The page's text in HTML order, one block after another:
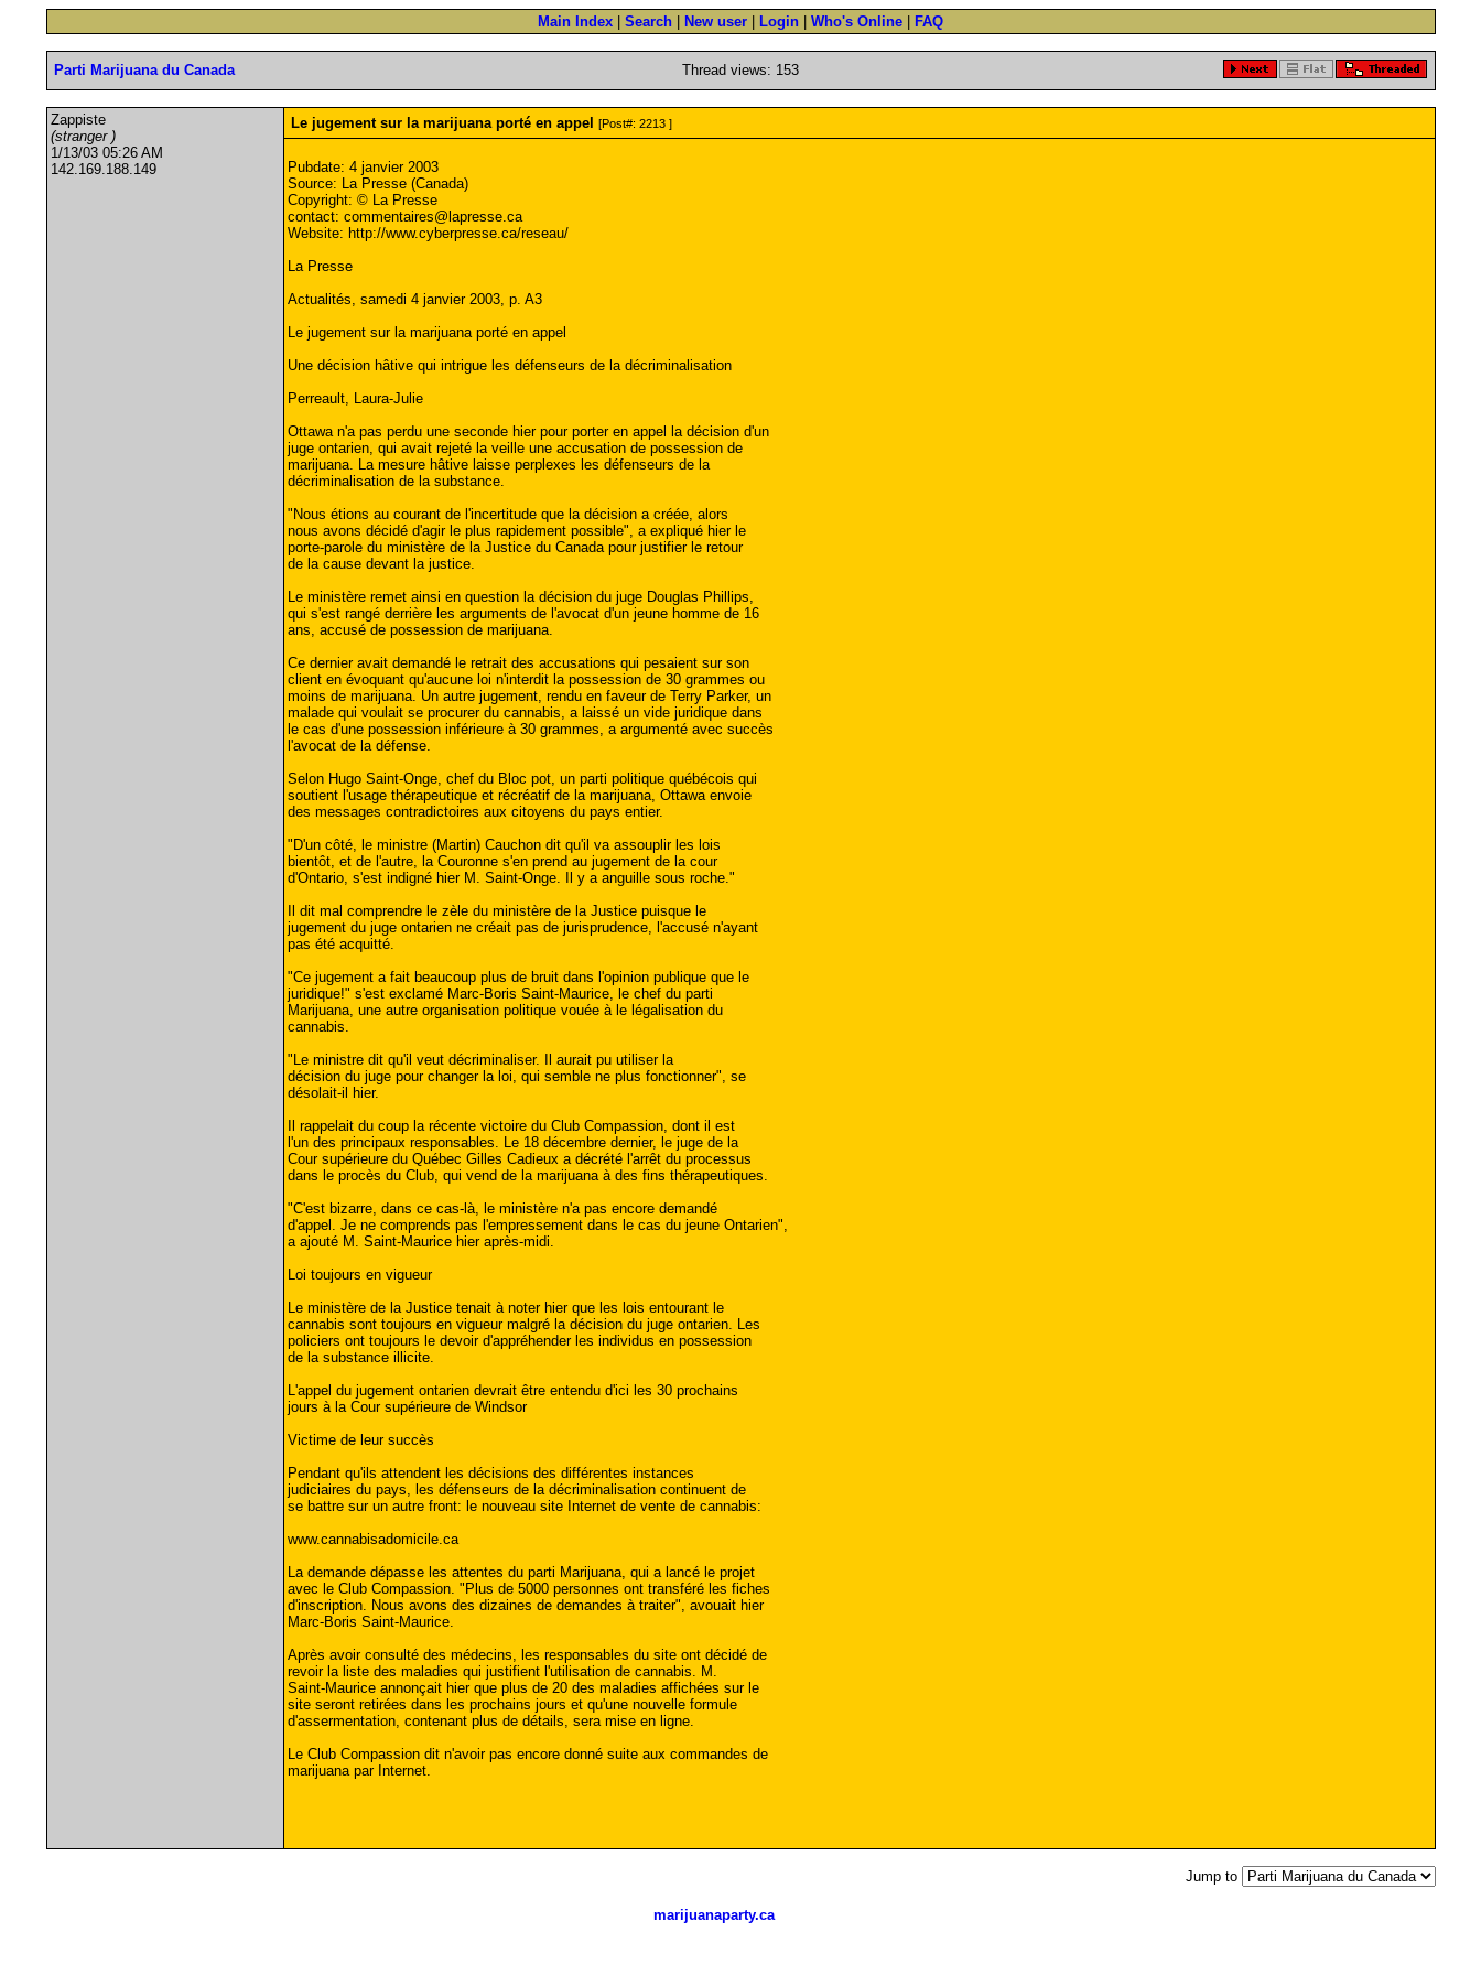
Main Index Search New user Login Who's Online FAQ
Parti Marijuana du Canada Thread views: 153
Zappiste
(stranger )
1/13/03 05:26 AM
142.169.188.149
Le jugement sur la marijuana porté en appel [Post#: 2213 ]
Pubdate: 4 janvier 2003
Source: La Presse (Canada)
Copyright: © La Presse
contact: commentaires@lapresse.ca
Website: http://www.cyberpresse.ca/reseau/
La Presse
Actualités, samedi 4 janvier 2003, p. A3
Le jugement sur la marijuana porté en appel
Une décision hâtive qui intrigue les défenseurs de la décriminalisation
Perreault, Laura-Julie
Ottawa n'a pas perdu une seconde hier pour porter en appel la décision d'un
juge ontarien, qui avait rejeté la veille une accusation de possession de
marijuana. La mesure hâtive laisse perplexes les défenseurs de la
décriminalisation de la substance.
"Nous étions au courant de l'incertitude que la décision a créée, alors
nous avons décidé d'agir le plus rapidement possible", a expliqué hier le
porte-parole du ministère de la Justice du Canada pour justifier le retour
de la cause devant la justice.
Le ministère remet ainsi en question la décision du juge Douglas Phillips,
qui s'est rangé derrière les arguments de l'avocat d'un jeune homme de 16
ans, accusé de possession de marijuana.
Ce dernier avait demandé le retrait des accusations qui pesaient sur son
client en évoquant qu'aucune loi n'interdit la possession de 30 grammes ou
moins de marijuana. Un autre jugement, rendu en faveur de Terry Parker, un
malade qui voulait se procurer du cannabis, a laissé un vide juridique dans
le cas d'une possession inférieure à 30 grammes, a argumenté avec succès
l'avocat de la défense.
Selon Hugo Saint-Onge, chef du Bloc pot, un parti politique québécois qui
soutient l'usage thérapeutique et récréatif de la marijuana, Ottawa envoie
des messages contradictoires aux citoyens du pays entier.
"D'un côté, le ministre (Martin) Cauchon dit qu'il va assouplir les lois
bientôt, et de l'autre, la Couronne s'en prend au jugement de la cour
d'Ontario, s'est indigné hier M. Saint-Onge. Il y a anguille sous roche."
Il dit mal comprendre le zèle du ministère de la Justice puisque le
jugement du juge ontarien ne créait pas de jurisprudence, l'accusé n'ayant
pas été acquitté.
"Ce jugement a fait beaucoup plus de bruit dans l'opinion publique que le
juridique!" s'est exclamé Marc-Boris Saint-Maurice, le chef du parti
Marijuana, une autre organisation politique vouée à le légalisation du
cannabis.
"Le ministre dit qu'il veut décriminaliser. Il aurait pu utiliser la
décision du juge pour changer la loi, qui semble ne plus fonctionner", se
désolait-il hier.
Il rappelait du coup la récente victoire du Club Compassion, dont il est
l'un des principaux responsables. Le 18 décembre dernier, le juge de la
Cour supérieure du Québec Gilles Cadieux a décrété l'arrêt du processus
dans le procès du Club, qui vend de la marijuana à des fins thérapeutiques.
"C'est bizarre, dans ce cas-là, le ministère n'a pas encore demandé
d'appel. Je ne comprends pas l'empressement dans le cas du jeune Ontarien",
a ajouté M. Saint-Maurice hier après-midi.
Loi toujours en vigueur
Le ministère de la Justice tenait à noter hier que les lois entourant le
cannabis sont toujours en vigueur malgré la décision du juge ontarien. Les
policiers ont toujours le devoir d'appréhender les individus en possession
de la substance illicite.
L'appel du jugement ontarien devrait être entendu d'ici les 30 prochains
jours à la Cour supérieure de Windsor
Victime de leur succès
Pendant qu'ils attendent les décisions des différentes instances
judiciaires du pays, les défenseurs de la décriminalisation continuent de
se battre sur un autre front: le nouveau site Internet de vente de cannabis:
www.cannabisadomicile.ca
La demande dépasse les attentes du parti Marijuana, qui a lancé le projet
avec le Club Compassion. "Plus de 5000 personnes ont transféré les fiches
d'inscription. Nous avons des dizaines de demandes à traiter", avouait hier
Marc-Boris Saint-Maurice.
Après avoir consulté des médecins, les responsables du site ont décidé de
revoir la liste des maladies qui justifient l'utilisation de cannabis. M.
Saint-Maurice annonçait hier que plus de 20 des maladies affichées sur le
site seront retirées dans les prochains jours et qu'une nouvelle formule
d'assermentation, contenant plus de détails, sera mise en ligne.
Le Club Compassion dit n'avoir pas encore donné suite aux commandes de
marijuana par Internet.
Jump to
marijuanaparty.ca